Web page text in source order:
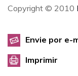
Copyright © 2010
Envie por e-
Imprimir